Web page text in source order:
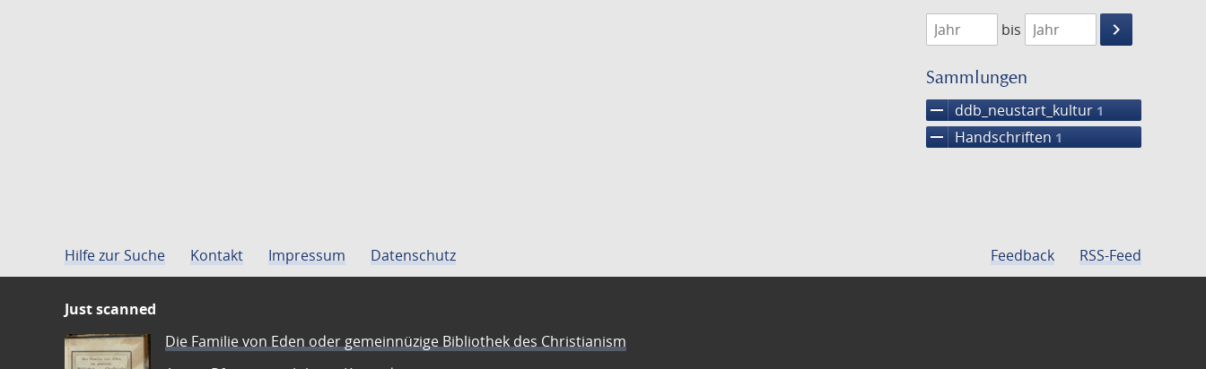
1474
1475
bis
keyboard_arrow_right
Suche
Sammlungen
remove ddb_neustart_kultur 1
remove Handschriften 1
Hilfe zur Suche Kontakt Impressum Datenschutz Feedback RSS-Feed
Just scanned
Die Familie von Eden oder gemeinnüzige Bibliothek des Christianism